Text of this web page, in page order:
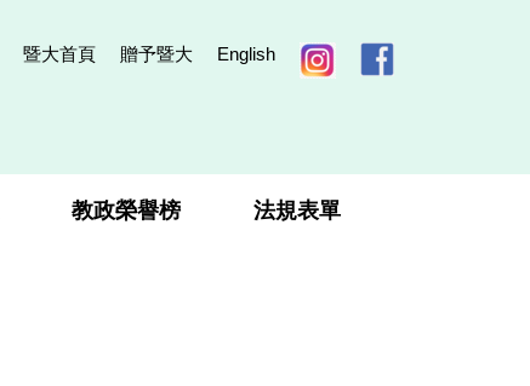
暨大首頁 贈予暨大 English
教政榮譽榜 法規表單